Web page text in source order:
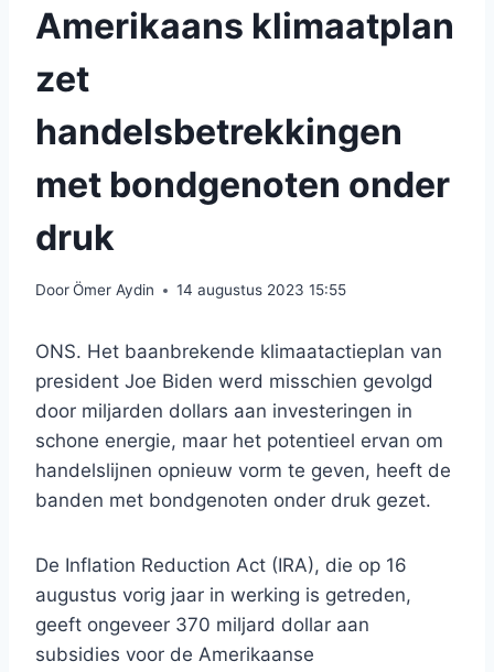
Amerikaans klimaatplan
zet
handelsbetrekkingen
met bondgenoten onder
druk
DoorÖmer Aydin 14 augustus 2023 15:55
ONS. Het baanbrekende klimaatactieplan van
president Joe Biden werd misschien gevolgd
door miljarden dollars aan investeringen in
schone energie, maar het potentieel ervan om
handelslijnen opnieuw vorm te geven, heeft de
banden met bondgenoten onder druk gezet.
De Inflation Reduction Act (IRA), die op 16
augustus vorig jaar in werking is getreden,
geeft ongeveer 370 miljard dollar aan
subsidies voor de Amerikaanse